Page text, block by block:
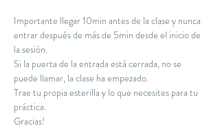
Importante llegar 10min antes de la clase y nunca
entrar después de más de 5min desde el inicio de
la sesión.
Si la puerta de la entrada está cerrada, no se
puede llamar, la clase ha empezado.
Trae tu propia esterilla y lo que necesites para tu
práctica.
Gracias!